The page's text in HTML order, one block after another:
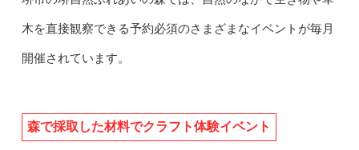
木を直接観察できる予約必須のさまざまなイベントが毎月
開催されています。
森で採取した材料でクラフト体験イベント